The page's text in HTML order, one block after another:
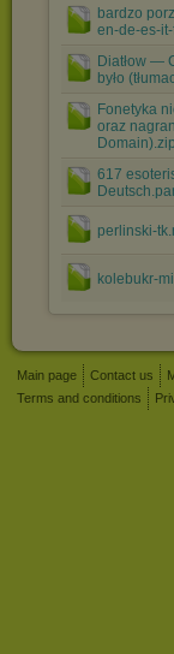
bardzo
en-de-es-
Diatłow —
było
Fonetyka
oraz
Domain).zip
617
perlinski-
kolebukr-
Main page Contact us
Terms and conditions